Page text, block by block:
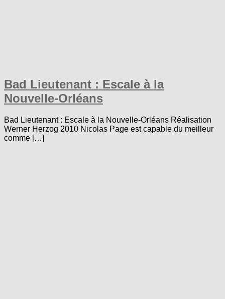
Bad Lieutenant : Escale à la
Nouvelle-Orléans
Bad Lieutenant : Escale à la Nouvelle-Orléans Réalisation
Werner Herzog 2010 Nicolas Page est capable du meilleur
comme […]